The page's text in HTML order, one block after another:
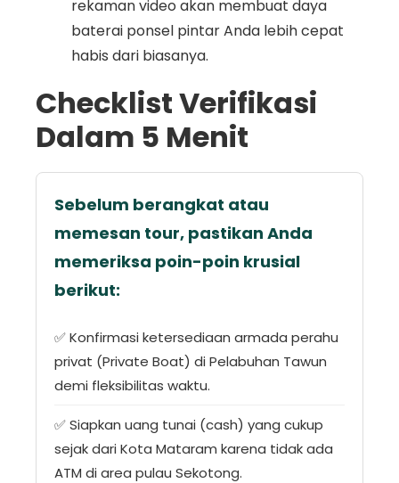
rekaman video akan membuat daya
baterai ponsel pintar Anda lebih cepat
habis dari biasanya.
Checklist Verifikasi
Dalam 5 Menit
Sebelum berangkat atau
memesan tour, pastikan Anda
memeriksa poin-poin krusial
berikut:
✅ Konfirmasi ketersediaan armada perahu
privat (Private Boat) di Pelabuhan Tawun
demi fleksibilitas waktu.
✅ Siapkan uang tunai (cash) yang cukup
sejak dari Kota Mataram karena tidak ada
ATM di area pulau Sekotong.